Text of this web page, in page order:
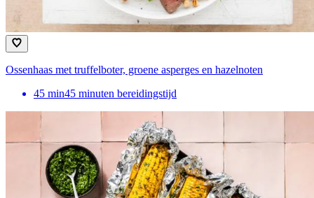
Ossenhaas met truffelboter, groene asperges en hazelnoten
45 min45 minuten bereidingstijd